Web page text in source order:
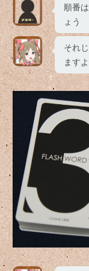
順番
ょう
それ
ます